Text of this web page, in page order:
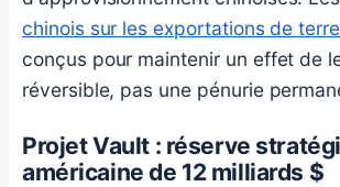
chinois sur les exportations de
conçus pour maintenir un effet de
réversible, pas une pénurie
Projet Vault : réserve
américaine de 12 milliards $